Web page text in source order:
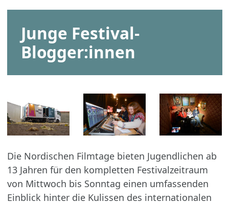
Junge Festival-
Blogger:innen
Die Nordischen Filmtage bieten Jugendlichen ab
13 Jahren für den kompletten Festivalzeitraum
von Mittwoch bis Sonntag einen umfassenden
Einblick hinter die Kulissen des internationalen